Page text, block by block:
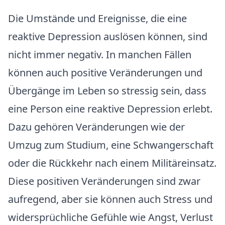
Die Umstände und Ereignisse, die eine
reaktive Depression auslösen können, sind
nicht immer negativ. In manchen Fällen
können auch positive Veränderungen und
Übergänge im Leben so stressig sein, dass
eine Person eine reaktive Depression erlebt.
Dazu gehören Veränderungen wie der
Umzug zum Studium, eine Schwangerschaft
oder die Rückkehr nach einem Militäreinsatz.
Diese positiven Veränderungen sind zwar
aufregend, aber sie können auch Stress und
widersprüchliche Gefühle wie Angst, Verlust